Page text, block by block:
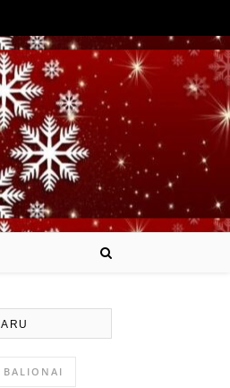
BALIONAI